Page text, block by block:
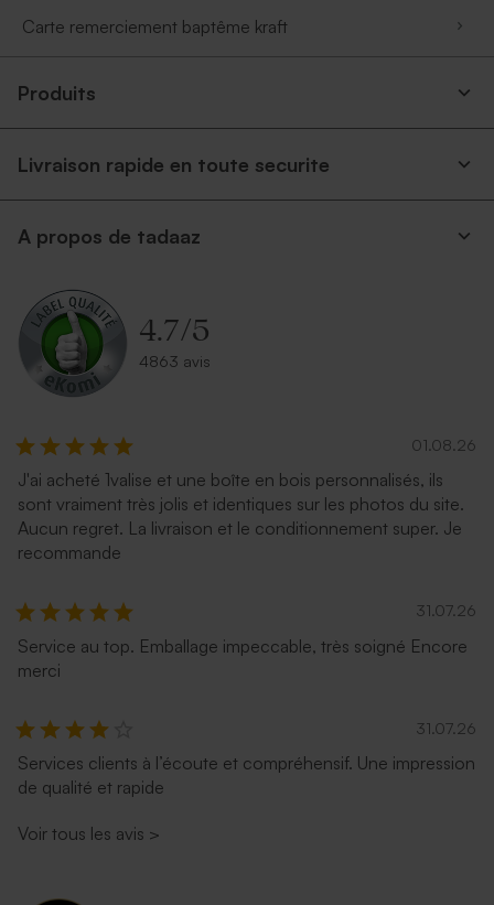
Carte remerciement baptême kraft
Produits
Livraison rapide en toute securite
A propos de tadaaz
4.7/5
4863 avis
01.08.26
J'ai acheté 1valise et une boîte en bois personnalisés, ils
sont vraiment très jolis et identiques sur les photos du site.
Aucun regret. La livraison et le conditionnement super. Je
recommande
31.07.26
Service au top. Emballage impeccable, très soigné Encore
merci
31.07.26
Services clients à l’écoute et compréhensif. Une impression
de qualité et rapide
Voir tous les avis >